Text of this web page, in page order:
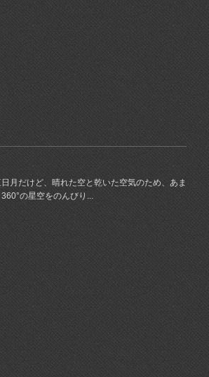
月だけど、晴れた空と乾いた空気のため、あま
の星空をのんびり...